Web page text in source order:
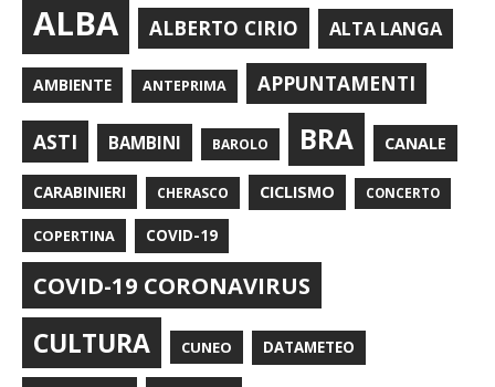
ALBA ALBERTO CIRIO ALTA LANGA
AMBIENTE ANTEPRIMA APPUNTAMENTI
ASTI BAMBINI BAROLO BRA CANALE
CARABINIERI CHERASCO CICLISMO CONCERTO
COPERTINA COVID-19
COVID-19 CORONAVIRUS
CULTURA CUNEO DATAMETEO